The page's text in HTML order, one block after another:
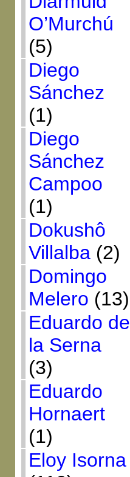
O’Murchú
(5)
Diego
Sánchez
(1)
Diego
Sánchez
Campoo
(1)
Dokushô
Villalba(2)
Domingo
Melero (13)
Eduardo de
la Serna
(3)
Eduardo
Hornaert
(1)
Eloy Isorna